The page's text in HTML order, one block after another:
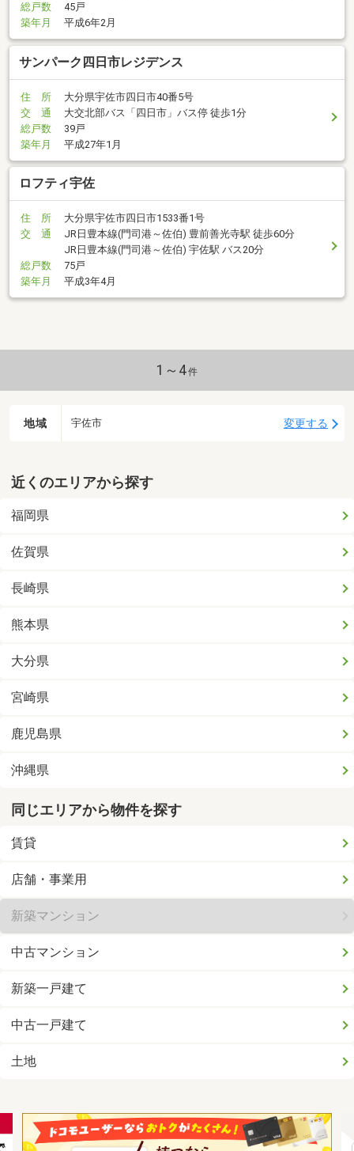
総戸数
45戸
築年月
平成6年2月
サンパーク四日市レジデンス
住 所
大分県宇佐市四日市40番5号
交 通
大交北部バス「四日市」バス停 徒歩1分
総戸数
39戸
築年月
平成27年1月
ロフティ宇佐
住 所
大分県宇佐市四日市1533番1号
交 通
JR日豊本線(門司港～佐伯) 豊前善光寺駅 徒歩60分
JR日豊本線(門司港～佐伯) 宇佐駅 バス20分
総戸数
75戸
築年月
平成3年4月
1～4件
地域 宇佐市 変更する
近くのエリアから探す
福岡県
佐賀県
長崎県
熊本県
大分県
宮崎県
鹿児島県
沖縄県
同じエリアから物件を探す
賃貸
店舗・事業用
新築マンション
中古マンション
新築一戸建て
中古一戸建て
土地